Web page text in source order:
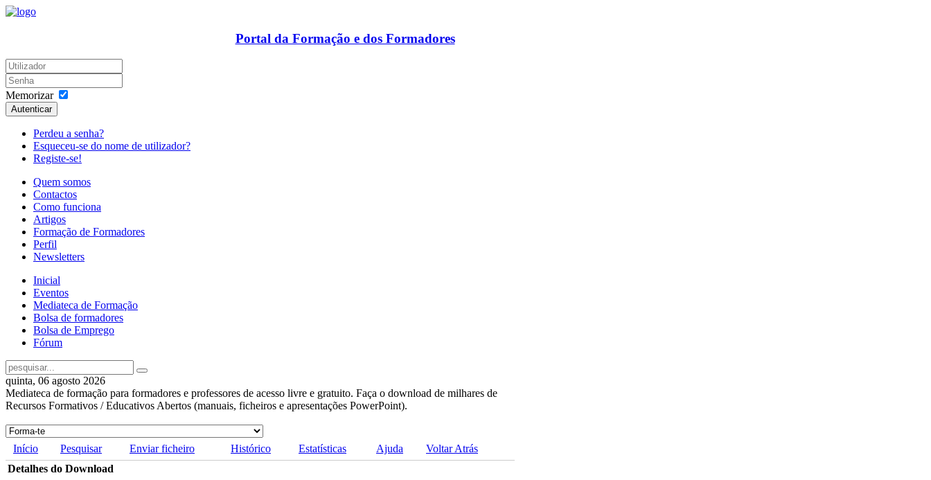
Portal da Formação e dos Formadores
Memorizar
Autenticar
Perdeu a senha?
Esqueceu-se do nome de utilizador?
Registe-se!
Quem somos
Contactos
Como funciona
Artigos
Formação de Formadores
Perfil
Newsletters
Inicial
Eventos
Mediateca de Formação
Bolsa de formadores
Bolsa de Emprego
Fórum
quinta, 06 agosto 2026
Mediateca de formação para formadores e professores de acesso livre e gratuito. Faça o download de milhares de
Recursos Formativos / Educativos Abertos (manuais, ficheiros e apresentações PowerPoint).
Início Pesquisar Enviar ficheiro Histórico Estatísticas Ajuda
Voltar Atrás
Detalhes do Download